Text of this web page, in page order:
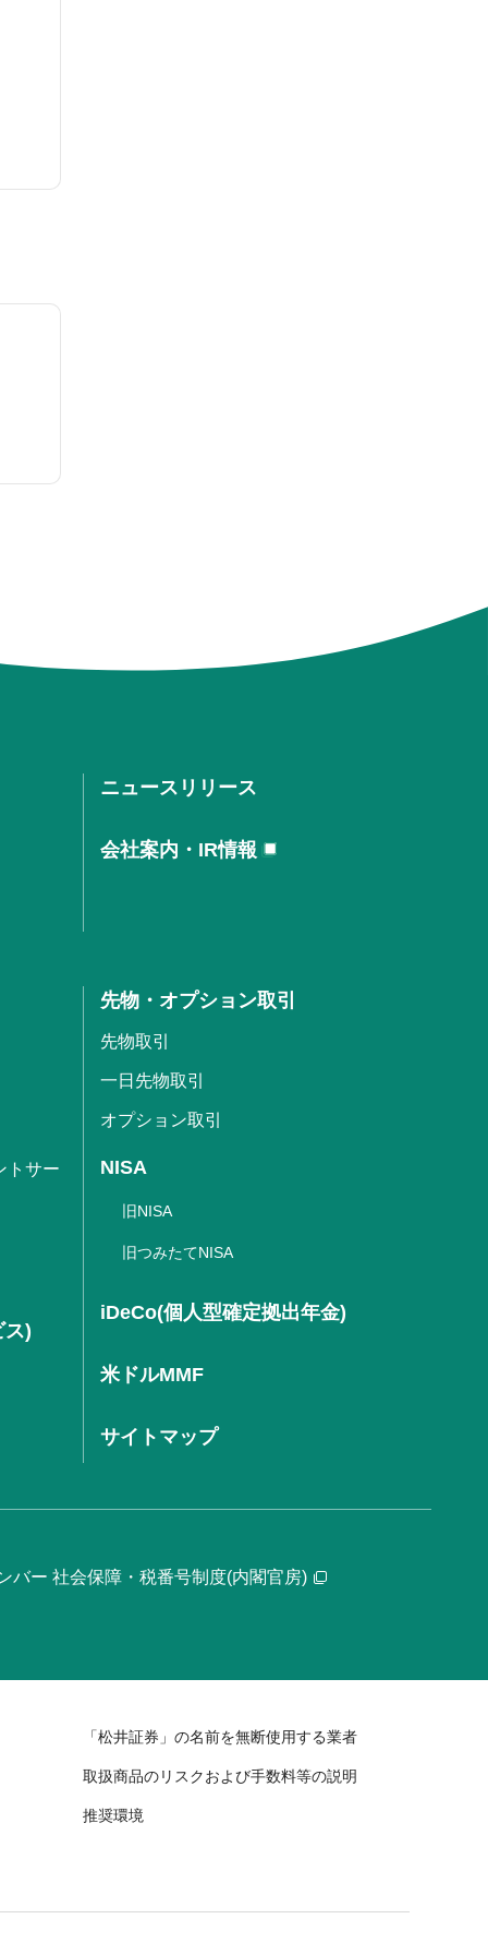
ニュースリリース
会社案内・IR情報
トサー
ス)
先物・オプション取引
先物取引
一日先物取引
オプション取引
NISA
旧NISA
旧つみたてNISA
iDeCo(個人型確定拠出年金)
米ドルMMF
サイトマップ
バー 社会保障・税番号制度(内閣官房)
「松井証券」の名前を無断使用する業者
取扱商品のリスクおよび手数料等の説明
推奨環境